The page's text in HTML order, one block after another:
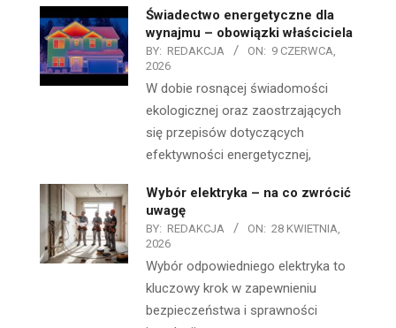
Świadectwo energetyczne dla
wynajmu – obowiązki właściciela
BY: REDAKCJA ON: 9 CZERWCA,
2026
W dobie rosnącej świadomości
ekologicznej oraz zaostrzających
się przepisów dotyczących
efektywności energetycznej,
Wybór elektryka – na co zwrócić
uwagę
BY: REDAKCJA ON: 28 KWIETNIA,
2026
Wybór odpowiedniego elektryka to
kluczowy krok w zapewnieniu
bezpieczeństwa i sprawności